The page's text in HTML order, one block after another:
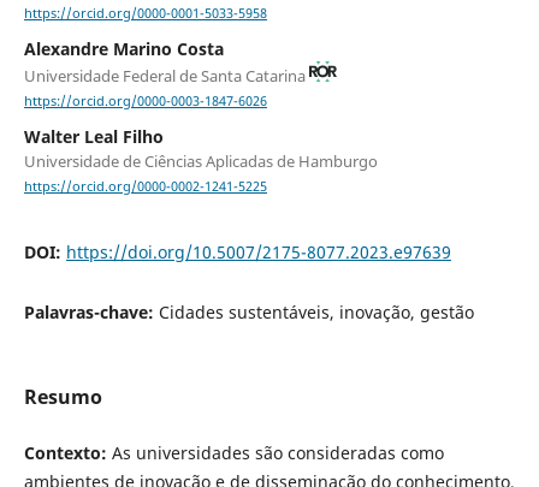
https://orcid.org/0000-0001-5033-5958
Alexandre Marino Costa
Universidade Federal de Santa Catarina
https://orcid.org/0000-0003-1847-6026
Walter Leal Filho
Universidade de Ciências Aplicadas de Hamburgo
https://orcid.org/0000-0002-1241-5225
DOI: https://doi.org/10.5007/2175-8077.2023.e97639
Palavras-chave: Cidades sustentáveis, inovação, gestão
Resumo
Contexto: As universidades são consideradas como
ambientes de inovação e de disseminação do conhecimento,